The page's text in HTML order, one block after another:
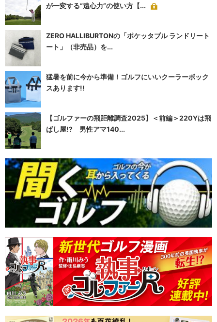
が一変する“遠心力”の使い方【...
ZERO HALLIBURTONの「ポケッタブル ランドリート
ート」（非売品）を...
猛暑を前に今から準備！ゴルフにいいクーラーボック
スあります!!
【ゴルファーの飛距離調査2025】＜前編＞220Yは飛
ばし屋!? 男性アマ140...